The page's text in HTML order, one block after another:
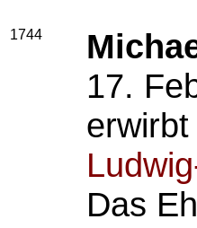
1744
17.
Das